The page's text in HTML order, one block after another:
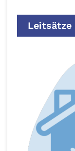
Leitsätze